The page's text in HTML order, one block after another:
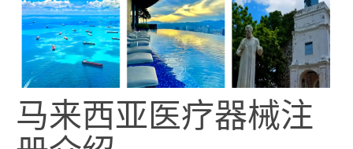
马来西亚医疗器械注